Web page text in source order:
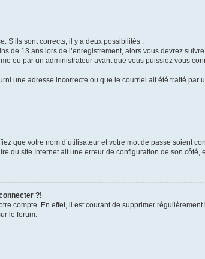
S’ils sont corrects, il y a deux possibilités :
de 13 ans lors de l’enregistrement, alors vous devrez
ou par un administrateur avant que vous puissiez vous
une adresse incorrecte ou que le courriel ait été traité par
que votre nom d’utilisateur et votre mot de passe soient
du site Internet ait une erreur de configuration de son côté,
?!
compte. En effet, il est courant de supprimer
le forum.